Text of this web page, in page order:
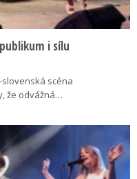
i sílu
scéna
že odvážná…